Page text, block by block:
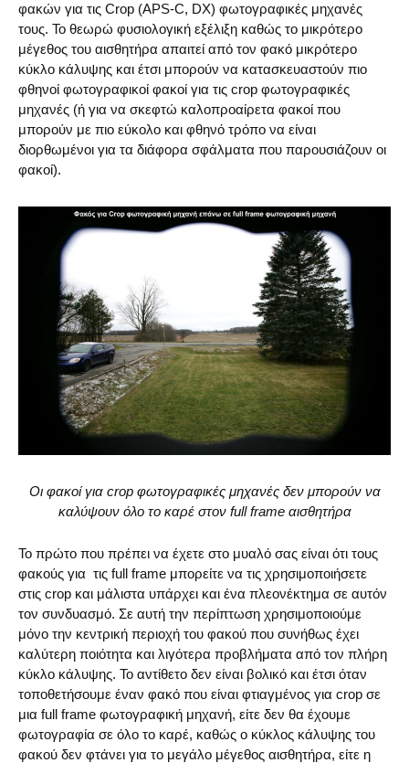
φακών για τις Crop (APS-C, DX) φωτογραφικές μηχανές
τους. Το θεωρώ φυσιολογική εξέλιξη καθώς το μικρότερο
μέγεθος του αισθητήρα απαιτεί από τον φακό μικρότερο
κύκλο κάλυψης και έτσι μπορούν να κατασκευαστούν πιο
φθηνοί φωτογραφικοί φακοί για τις crop φωτογραφικές
μηχανές (ή για να σκεφτώ καλοπροαίρετα φακοί που
μπορούν με πιο εύκολο και φθηνό τρόπο να είναι
διορθωμένοι για τα διάφορα σφάλματα που παρουσιάζουν οι
φακοί).
Οι φακοί για crop φωτογραφικές μηχανές δεν μπορούν να
καλύψουν όλο το καρέ στον full frame αισθητήρα
Το πρώτο που πρέπει να έχετε στο μυαλό σας είναι ότι τους
φακούς για τις full frame μπορείτε να τις χρησιμοποιήσετε
στις crop και μάλιστα υπάρχει και ένα πλεονέκτημα σε αυτόν
τον συνδυασμό. Σε αυτή την περίπτωση χρησιμοποιούμε
μόνο την κεντρική περιοχή του φακού που συνήθως έχει
καλύτερη ποιότητα και λιγότερα προβλήματα από τον πλήρη
κύκλο κάλυψης. Το αντίθετο δεν είναι βολικό και έτσι όταν
τοποθετήσουμε έναν φακό που είναι φτιαγμένος για crop σε
μια full frame φωτογραφική μηχανή, είτε δεν θα έχουμε
φωτογραφία σε όλο το καρέ, καθώς ο κύκλος κάλυψης του
φακού δεν φτάνει για το μεγάλο μέγεθος αισθητήρα, είτε η